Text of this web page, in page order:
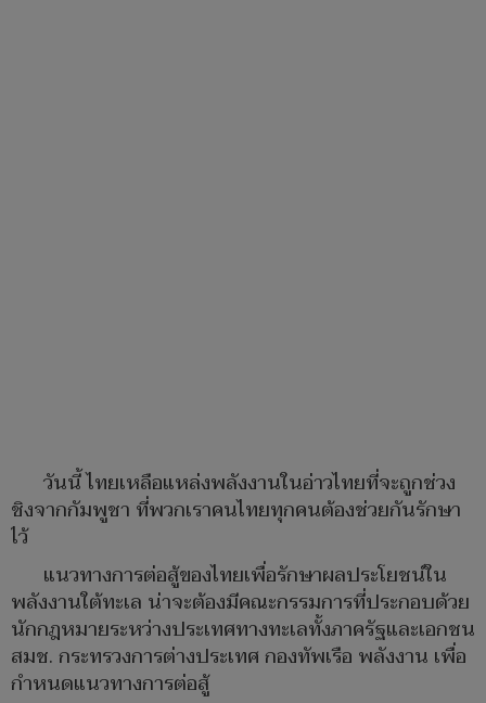
วันนี้​ ไทยเหลือแหล่งพลังงานในอ่าวไทยที่จะถูกช่วง
ชิงจากกัมพูชา​ ที่พวกเราคนไทยทุกคนต้องช่วยกันรักษา
ไว้
แนวทางการต่อสู้ของไทยเพื่อรักษาผลประโยชน์ใน
พลังงานใต้ทะเล​ น่าจะต้องมีคณะกรรมการที่ประกอบด้วย
นักกฎหมายระหว่างประเทศทางทะเลทั้งภาครัฐและเอกชน​
สมช. กระทรวงการต่างประเทศ​ กองทัพเรือ​ พลังงาน​ เพื่อ
กำหนด​แนวทางการต่อสู้